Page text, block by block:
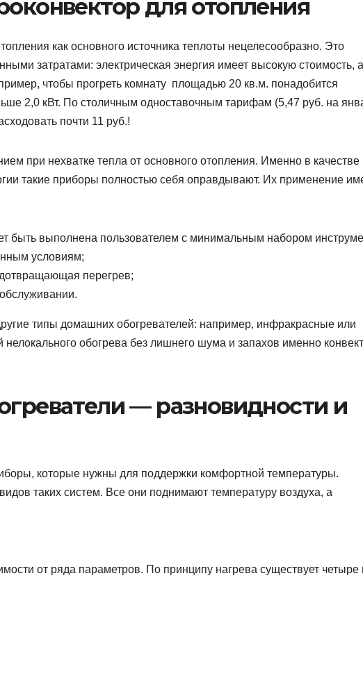
для отопления
как основного источника теплоты нецелесообразно. Это
затратами: электрическая энергия имеет высокую стоимость,
чтобы прогреть комнату площадью 20 кв.м. понадобится
2,0 кВт. По столичным одноставочным тарифам (5,47 руб. на
почти 11 руб.!
при нехватке тепла от основного отопления. Именно в качестве
такие приборы полностью себя оправдывают. Их применение
быть выполнена пользователем с минимальным набором
условиям;
перегрев;
типы домашних обогревателей: например, инфракрасные или
обогрева без лишнего шума и запахов именно
— разновидности и
которые нужны для поддержки комфортной температуры.
таких систем. Все они поднимают температуру воздуха, а
от ряда параметров. По принципу нагрева существует четыре